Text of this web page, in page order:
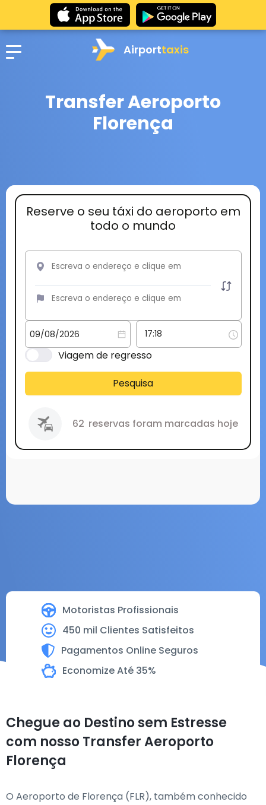
Airporttaxis
Transfer Aeroporto
Florença
Motoristas Profissionais
450 mil Clientes Satisfeitos
Pagamentos Online Seguros
Economize Até 35%
Reserve o seu táxi do aeroporto em
todo o mundo
Viagem de regresso
Pesquisa
62 reservas foram marcadas hoje
Chegue ao Destino sem Estresse
com nosso Transfer Aeroporto
Florença
O Aeroporto de Florença (FLR), também conhecido